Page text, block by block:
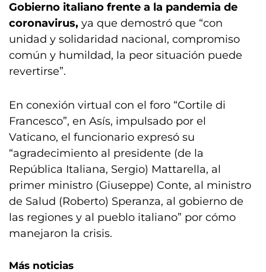
Gobierno italiano frente a la pandemia de
coronavirus, ya que demostró que “con
unidad y solidaridad nacional, compromiso
común y humildad, la peor situación puede
revertirse”.
En conexión virtual con el foro “Cortile di
Francesco”, en Asís, impulsado por el
Vaticano, el funcionario expresó su
“agradecimiento al presidente (de la
República Italiana, Sergio) Mattarella, al
primer ministro (Giuseppe) Conte, al ministro
de Salud (Roberto) Speranza, al gobierno de
las regiones y al pueblo italiano” por cómo
manejaron la crisis.
Más noticias